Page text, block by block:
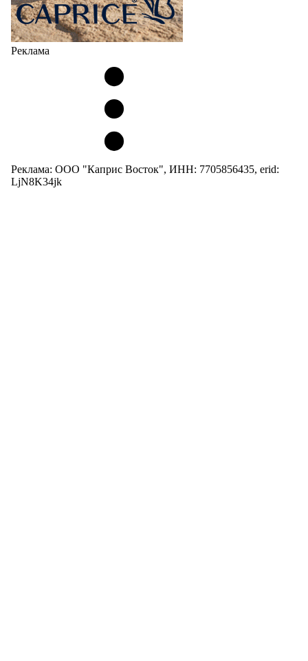
Реклама
Реклама: ООО "Каприс Восток", ИНН: 7705856435, erid:
LjN8K34jk